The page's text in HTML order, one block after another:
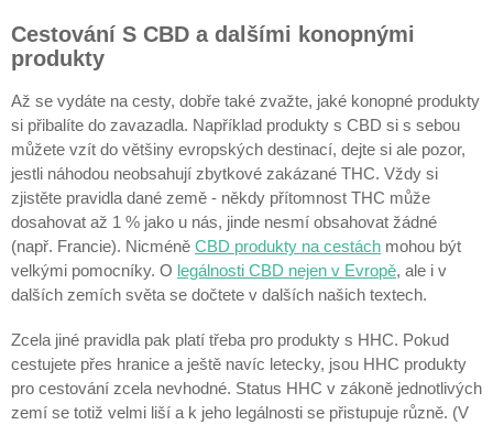
Cestování S CBD a dalšími konopnými
produkty
Až se vydáte na cesty, dobře také zvažte, jaké konopné produkty
si přibalíte do zavazadla. Například produkty s CBD si s sebou
můžete vzít do většiny evropských destinací, dejte si ale pozor,
jestli náhodou neobsahují zbytkové zakázané THC. Vždy si
zjistěte pravidla dané země - někdy přítomnost THC může
dosahovat až 1 % jako u nás, jinde nesmí obsahovat žádné
(např. Francie). Nicméně CBD produkty na cestách mohou být
velkými pomocníky. O legálnosti CBD nejen v Evropě, ale i v
dalších zemích světa se dočtete v dalších našich textech.
Zcela jiné pravidla pak platí třeba pro produkty s HHC. Pokud
cestujete přes hranice a ještě navíc letecky, jsou HHC produkty
pro cestování zcela nevhodné. Status HHC v zákoně jednotlivých
zemí se totiž velmi liší a k jeho legálnosti se přistupuje různě. (V